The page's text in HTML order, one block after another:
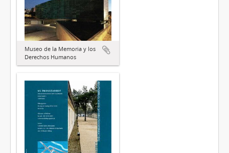
Museo de la Memoria y los
Derechos Humanos